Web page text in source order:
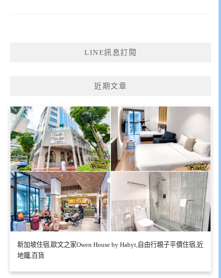
LINE訊息訂閱
近期文章
新加坡住宿,歐文之家Owen House by Habyt,自由行親子平價住宿,近
地鐵,百貨